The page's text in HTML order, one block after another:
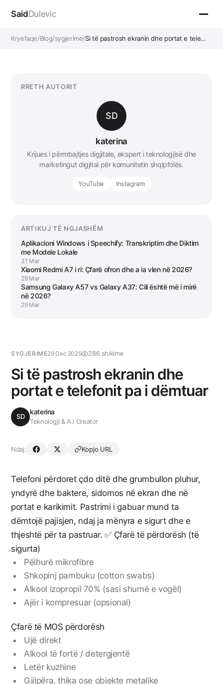
SaidDulevic
Kryefaqe/Blog/sygjerime/Si të pastrosh ekranin dhe portat e tele…
SYGJERIME29 Dec 2025 286 shikime
Si të pastrosh ekranin dhe
portat e telefonit pa i dëmtuar
SD
katerina
Teknologji & A.I Creator
Ndaj: Kopjo URL
Telefoni përdoret çdo ditë dhe grumbullon pluhur,
yndyrë dhe baktere, sidomos në ekran dhe në
portat e karikimit. Pastrimi i gabuar mund ta
dëmtojë pajisjen, ndaj ja mënyra e sigurt dhe e
thjeshtë për ta pastruar. ✅ Çfarë të përdorësh (të
sigurta)
Pëlhurë mikrofibre
Shkopinj pambuku (cotton swabs)
Alkool izopropil 70% (sasi shumë e vogël)
Ajër i kompresuar (opsional)
Çfarë të MOS përdorësh
Ujë direkt
Alkool të fortë / detergjentë
Letër kuzhine
Gjilpëra, thika ose objekte metalike
RRETH AUTORIT
SD
katerina
Krijues i përmbajtjes digjitale, ekspert i teknologjisë dhe
marketingut digjital për komunitetin shqipfolës.
YouTube Instagram
ARTIKUJ TË NGJASHËM
Aplikacioni Windows i Speechify: Transkriptim dhe Diktim
me Modele Lokale
31 Mar
Xiaomi Redmi A7 i ri: Çfarë ofron dhe a ia vlen në 2026?
29 Mar
Samsung Galaxy A57 vs Galaxy A37: Cili është më i mirë
në 2026?
29 Mar